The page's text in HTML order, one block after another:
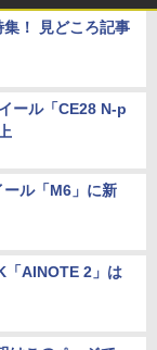
！ 見どころ記事
ール「CE28 N-p
ール「M6」に新
「AINOTE 2」は